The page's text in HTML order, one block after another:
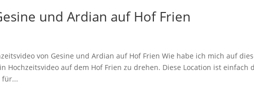
und Ardian auf Hof Frien
von Gesine und Ardian auf Hof Frien Wie habe ich mich auf
Hochzeitsvideo auf dem Hof Frien zu drehen. Diese Location ist einfach
für...